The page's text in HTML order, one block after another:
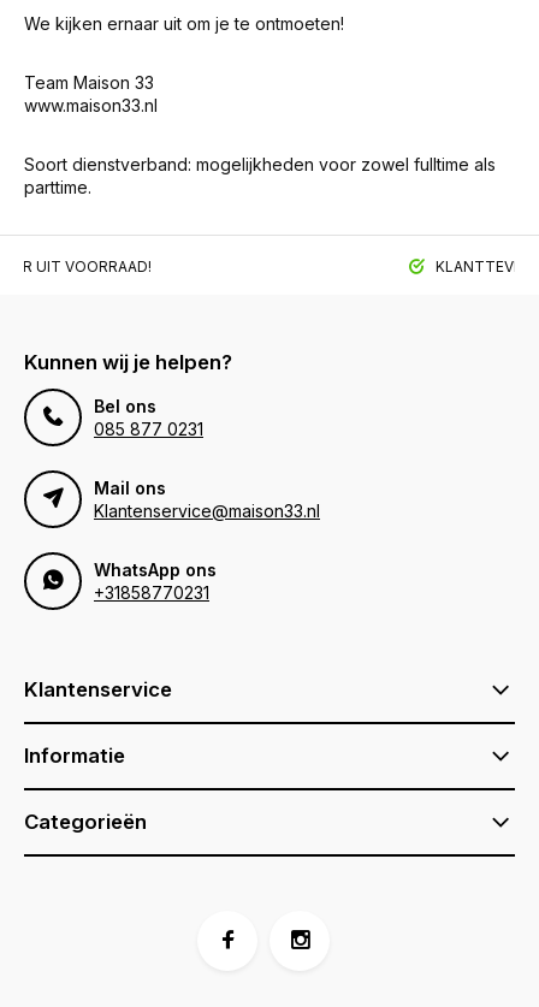
We kijken ernaar uit om je te ontmoeten!
Team Maison 33
www.maison33.nl
Soort dienstverband: mogelijkheden voor zowel fulltime als
parttime.
UIT VOORRAAD!
Kunnen wij je helpen?
Bel ons
085 877 0231
Mail ons
Klantenservice@maison33.nl
WhatsApp ons
+31858770231
Klantenservice
Informatie
Categorieën